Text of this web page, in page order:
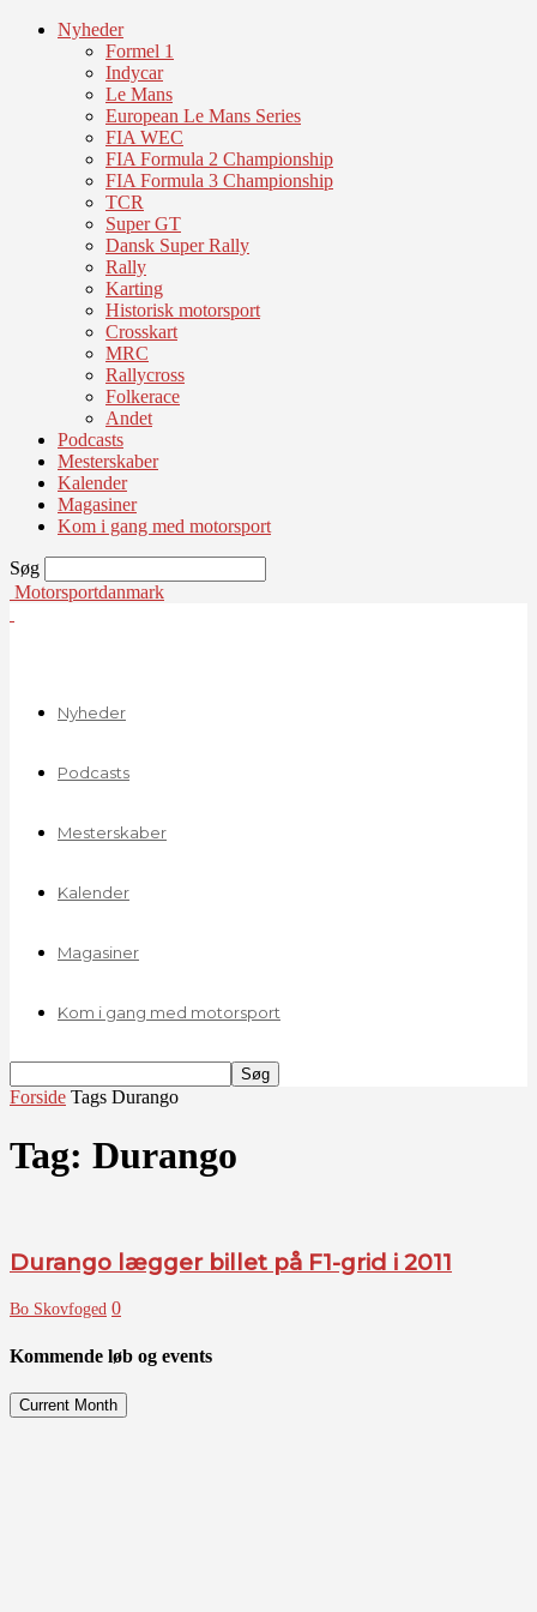
Nyheder
Formel 1
Indycar
Le Mans
European Le Mans Series
FIA WEC
FIA Formula 2 Championship
FIA Formula 3 Championship
TCR
Super GT
Dansk Super Rally
Rally
Karting
Historisk motorsport
Crosskart
MRC
Rallycross
Folkerace
Andet
Podcasts
Mesterskaber
Kalender
Magasiner
Kom i gang med motorsport
Søg
Motorsportdanmark
Nyheder
Podcasts
Mesterskaber
Kalender
Magasiner
Kom i gang med motorsport
Forside Tags Durango
Tag: Durango
Durango lægger billet på F1-grid i 2011
Bo Skovfoged 0
Kommende løb og events
Current Month